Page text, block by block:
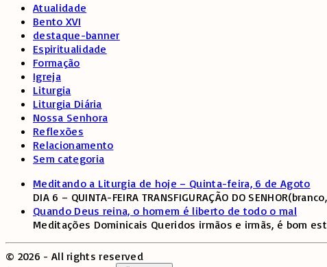
Atualidade
Bento XVI
destaque-banner
Espiritualidade
Formação
Igreja
Liturgia
Liturgia Diária
Nossa Senhora
Reflexões
Relacionamento
Sem categoria
Meditando a Liturgia de hoje – Quinta-feira, 6 de Agoto
DIA 6 – QUINTA-FEIRA TRANSFIGURAÇÃO DO
Quando Deus reina, o homem é liberto de todo o mal
Meditações Dominicais Queridos irmãos e irmãs, é bom
© 2026 - All rights reserved